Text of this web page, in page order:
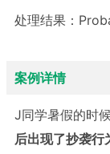
处理结果：
案例详情
J同学暑假的时
后出现了抄袭行